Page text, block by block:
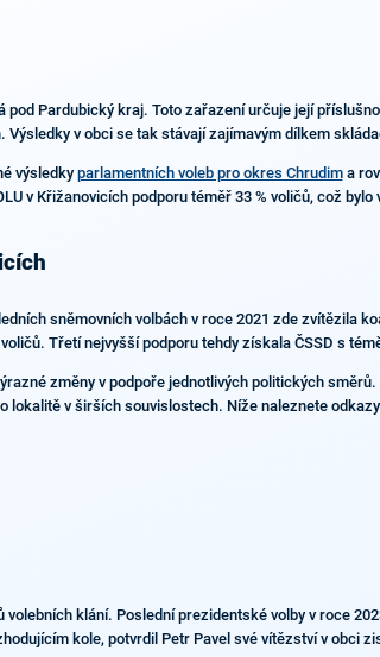
Pardubický kraj. Toto zařazení určuje její
v obci se tak stávají zajímavým dílkem
výsledkyparlamentních voleb pro okres Chrudima
v Křižanovicích podporu téměř 33 % voličů, což
sněmovních volbách v roce 2021 zde zvítězila
Třetí nejvyšší podporu tehdy získala ČSSD s
změny v podpoře jednotlivých politických
lokalitě v širších souvislostech. Níže naleznete
klání. Poslední prezidentské volby v roce
kole, potvrdil Petr Pavel své vítězství v obci